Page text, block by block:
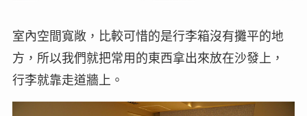
室內空間寬敞，比較可惜的是行李箱沒有攤平的地
方，所以我們就把常用的東西拿出來放在沙發上，
行李就靠走道牆上。